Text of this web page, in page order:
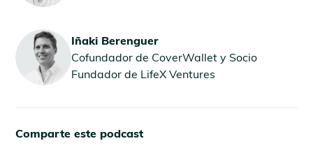
Iñaki Berenguer
Cofundador de CoverWallet y Socio
Fundador de LifeX Ventures
Comparte este podcast